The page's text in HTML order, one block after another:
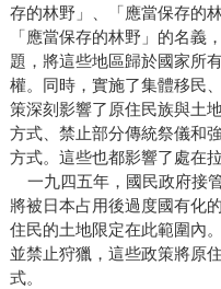
存的林野」、「應當保存的
「應當保存的林野」的名義
題，將這些地區歸於國家所
權。同時，實施了集體移民
策深刻影響了原住民族與土
方式、禁止部分傳統祭儀和
方式。這些也都影響了處在
一九四五年，國民政府接
將被日本占用後過度國有化
住民的土地限定在此範圍內
並禁止狩獵，這些政策將原
式。